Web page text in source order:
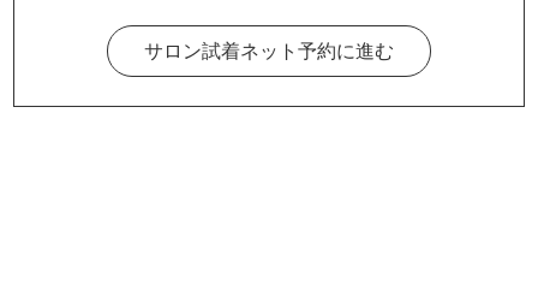
サロン試着ネット予約に進む